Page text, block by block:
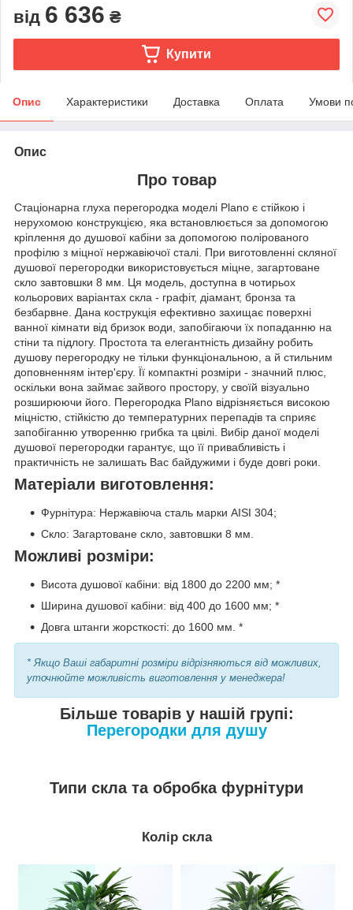
від 6 636 ₴
Купити
Опис Характеристики Доставка Оплата Умови
Опис
Про товар
Стаціонарна глуха перегородка моделі Plano є стійкою і
нерухомою конструкцією, яка встановлюється за допомогою
кріплення до душової кабіни за допомогою полірованого
профілю з міцної нержавіючої сталі. При виготовленні скляної
душової перегородки використовується міцне, загартоване
скло завтовшки 8 мм. Ця модель, доступна в чотирьох
кольорових варіантах скла - графіт, діамант, бронза та
безбарвне. Дана кострукція ефективно захищає поверхні
ванної кімнати від бризок води, запобігаючи їх попаданню на
стіни та підлогу. Простота та елегантність дизайну робить
душову перегородку не тільки функціональною, а й стильним
доповненням інтер'єру. Її компактні розміри - значний плюс,
оскільки вона займає зайвого простору, у своїй візуально
розширюючи його. Перегородка Plano відрізняється високою
міцністю, стійкістю до температурних перепадів та сприяє
запобіганню утворенню грибка та цвілі. Вибір даної моделі
душової перегородки гарантує, що її привабливість і
практичність не залишать Вас байдужими і буде довгі роки.
Матеріали виготовлення:
Фурнітура: Нержавіюча сталь марки AISI 304;
Скло: Загартоване скло, завтовшки 8 мм.
Можливі розміри:
Висота душової кабіни: від 1800 до 2200 мм; *
Ширина душової кабіни: від 400 до 1600 мм; *
Довга штанги жорсткості: до 1600 мм. *
* Якщо Ваші габаритні розміри відрізняються від можливих,
уточнюйте можливість виготовлення у менеджера!
Більше товарів у нашій групі:
Перегородки для душу
Типи скла та обробка фурнітури
Колір скла